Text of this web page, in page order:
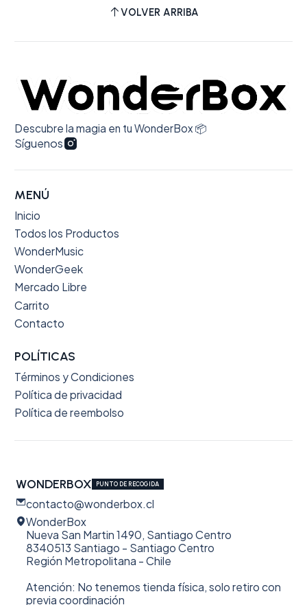
VOLVER ARRIBA
Descubre la magia en tu WonderBox 📦
Síguenos
MENÚ
Inicio
Todos los Productos
WonderMusic
WonderGeek
Mercado Libre
Carrito
Contacto
POLÍTICAS
Términos y Condiciones
Política de privacidad
Política de reembolso
WONDERBOX PUNTO DE RECOGIDA
contacto@wonderbox.cl
WonderBox
Nueva San Martin 1490, Santiago Centro
8340513 Santiago - Santiago Centro
Región Metropolitana - Chile
Atención: No tenemos tienda física, solo retiro con
previa coordinación